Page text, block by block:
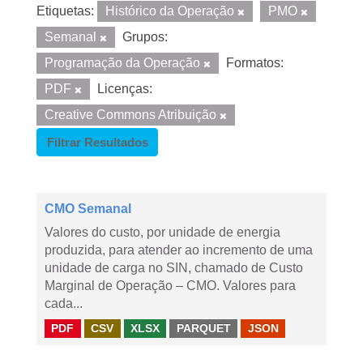
Etiquetas: Histórico da Operação
PMO
Semanal
Grupos:
Programação da Operação
Formatos:
PDF
Licenças:
Creative Commons Atribuição
Filtrar Resultados
CMO Semanal
Valores do custo, por unidade de energia
produzida, para atender ao incremento de uma
unidade de carga no SIN, chamado de Custo
Marginal de Operação – CMO. Valores para
cada...
PDF CSV XLSX PARQUET JSON